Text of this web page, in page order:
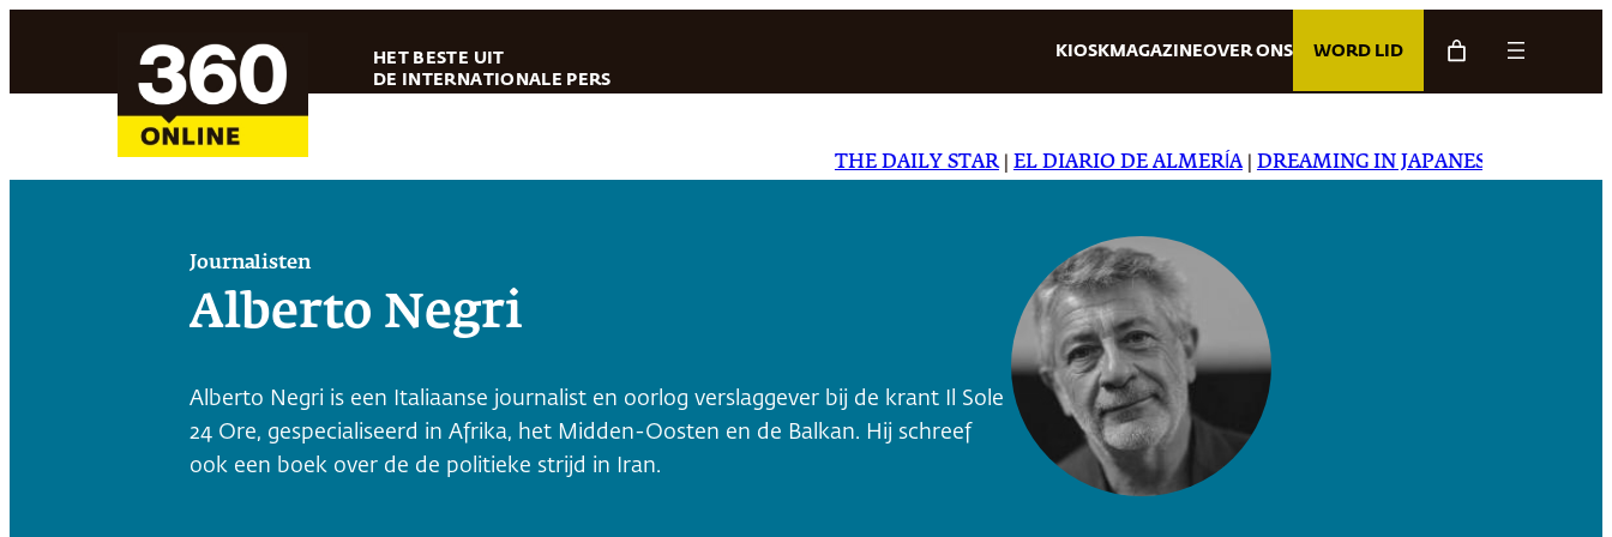
HET BESTE UIT
DE INTERNATIONALE PERS
KIOSK MAGAZINEOVER ONS WORD LID
THE DAILY STAR|EL DIARIO DE ALMERÍA|DREAMING IN JAPANESE|CARTA
Journalisten
Alberto Negri
Alberto Negri is een Italiaanse journalist en oorlog verslaggever bij de krant Il Sole
24 Ore, gespecialiseerd in Afrika, het Midden-Oosten en de Balkan. Hij schreef
ook een boek over de de politieke strijd in Iran.